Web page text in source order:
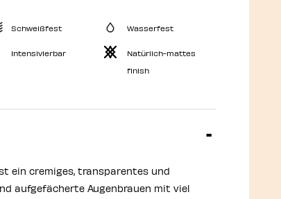
Schweißfest Wasserfest
Intensivierbar
Natürlich-mattes
finish
ein cremiges, transparentes und
aufgefächerte Augenbrauen mit viel